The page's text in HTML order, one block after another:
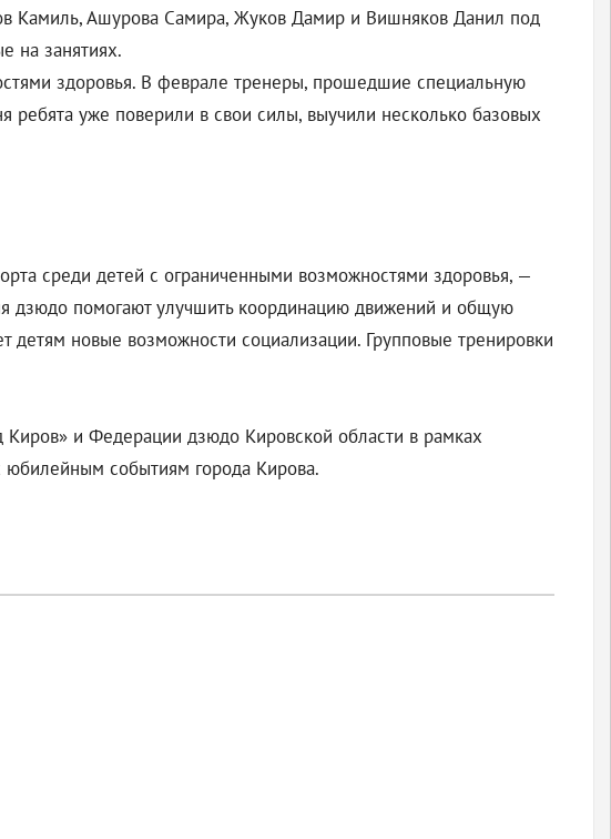
Камиль, Ашурова Самира, Жуков Дамир и Вишняков Данил под
на занятиях.
здоровья. В феврале тренеры, прошедшие специальную
ребята уже поверили в свои силы, выучили несколько базовых
среди детей с ограниченными возможностями здоровья, —
дзюдо помогают улучшить координацию движений и общую
новые возможности социализации. Групповые тренировки
Киров» и Федерации дзюдо Кировской области в рамках
юбилейным событиям города Кирова.